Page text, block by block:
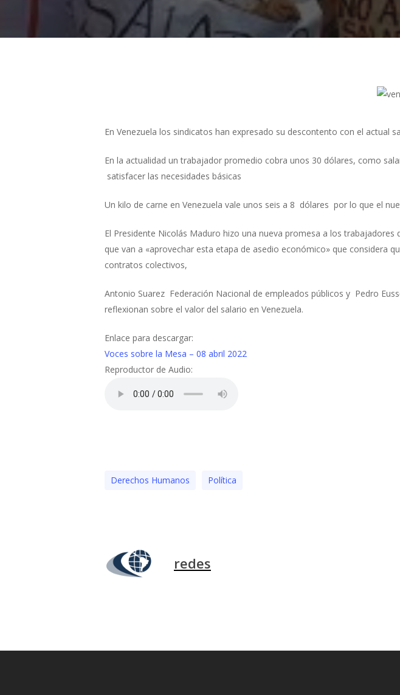
Presiona "ENTER" para buscar o "ESC" para cerrar
En Venezuela los sindicatos han expresado su descontento con el actual
En la actualidad un trabajador promedio cobra unos 30 dólares, como
satisfacer las necesidades básicas
Un kilo de carne en Venezuela vale unos seis a 8 dólares por lo que el
El Presidente Nicolás Maduro hizo una nueva promesa a los
que van a «aprovechar esta etapa de asedio económico» que considera
contratos colectivos,
Antonio Suarez Federación Nacional de empleados públicos y Pedro
reflexionan sobre el valor del salario en Venezuela.
Enlace para descargar:
Voces sobre la Mesa – 08 abril 2022
Reproductor de Audio:
Derechos Humanos Polí­tica
redes